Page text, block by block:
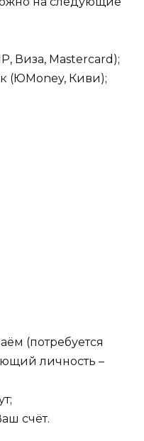
Виза, Mastercard);
(ЮMoney, Киви);
(потребуется
личность –
счёт.